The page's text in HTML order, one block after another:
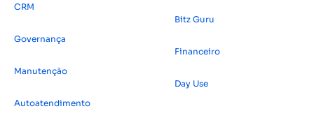
CRM
Governança
Manutenção
Autoatendimento
Bitz Guru
Financeiro
Day Use